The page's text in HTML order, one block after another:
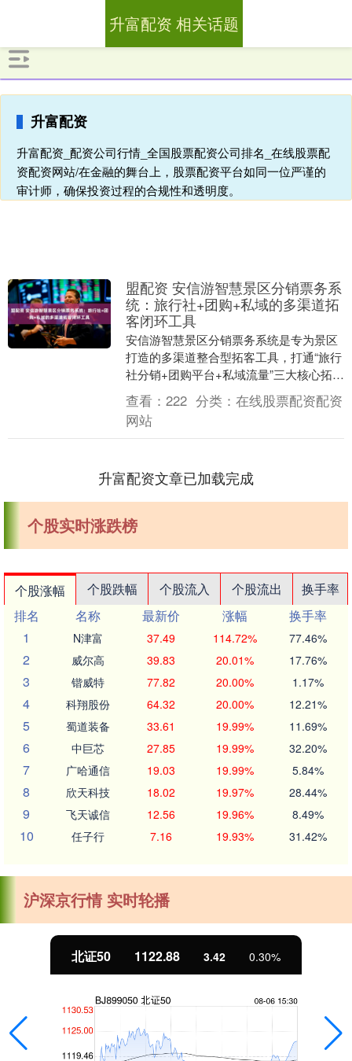
升富配资
升富配资_配资公司行情_全国股票配资公司排名_在线股票配
资配资网站/在金融的舞台上，股票配资平台如同一位严谨的
审计师，确保投资过程的合规性和透明度。
升富配资 相关话题
盟配资 安信游智慧景区分销票务系
统：旅行社+团购+私域的多渠道拓
客闭环工具
安信游智慧景区分销票务系统是专为景区
打造的多渠道整合型拓客工具，打通“旅行
社分销+团购平台+私域流量”三大核心拓客
渠道，实现各渠道的库存统一、订单协
同、数据互通....
查看： 222 分类： 在线股票配资配资
网站
升富配资文章已加载完成
个股实时涨跌榜
个股涨幅 个股跌幅 个股流入 个股流出
换手率
排名
名称 最新价 涨幅
换手率
1
N津富 37.49 114.72% 77.46%
2 威尔高 39.83 20.01% 17.76%
3 锴威特 77.82 20.00% 1.17%
4 科翔股份 64.32 20.00% 12.21%
5 蜀道装备 33.61 19.99% 11.69%
6 中巨芯 27.85 19.99% 32.20%
7 广哈通信 19.03 19.99% 5.84%
8 欣天科技 18.02 19.97% 28.44%
9 飞天诚信 12.56 19.96% 8.49%
10 任子行 7.16 19.93% 31.42%
沪深京行情 实时轮播
北证50 1122.88 3.42 0.30%